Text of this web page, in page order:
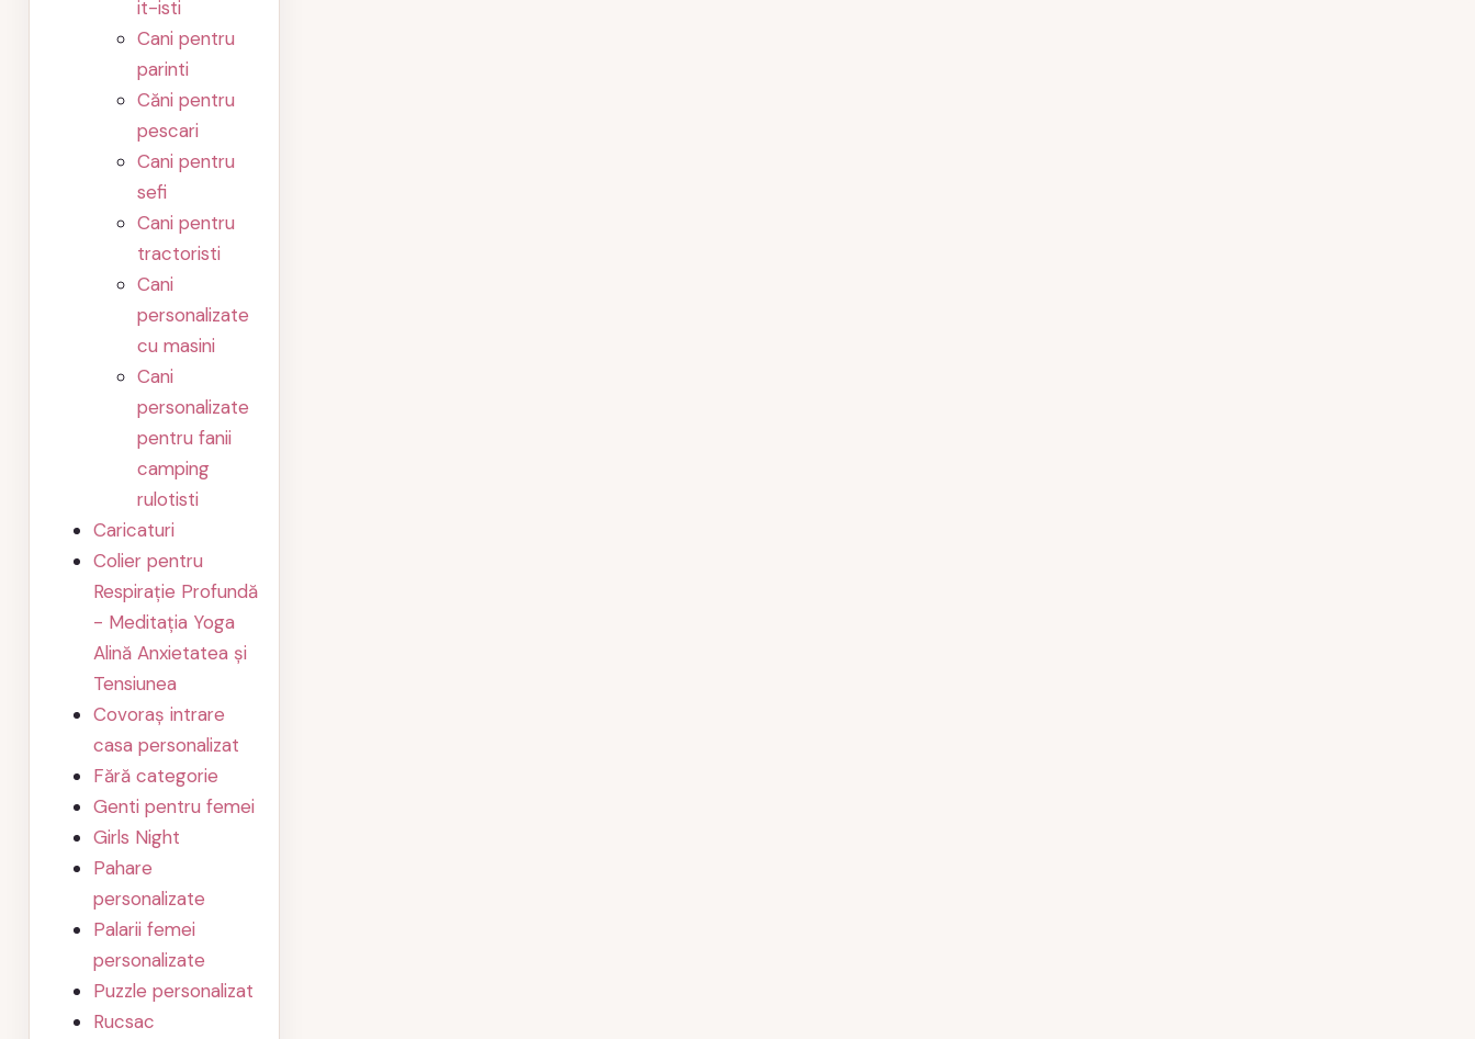
it-isti
Cani pentru
parinti
Căni pentru
pescari
Cani pentru
sefi
Cani pentru
tractoristi
Cani
personalizate
cu masini
Cani
personalizate
pentru fanii
camping
rulotisti
Caricaturi
Colier pentru
Respirație Profundă
- Meditația Yoga
Alină Anxietatea și
Tensiunea
Covoraș intrare
casa personalizat
Fără categorie
Genti pentru femei
Girls Night
Pahare
personalizate
Palarii femei
personalizate
Puzzle personalizat
Rucsac